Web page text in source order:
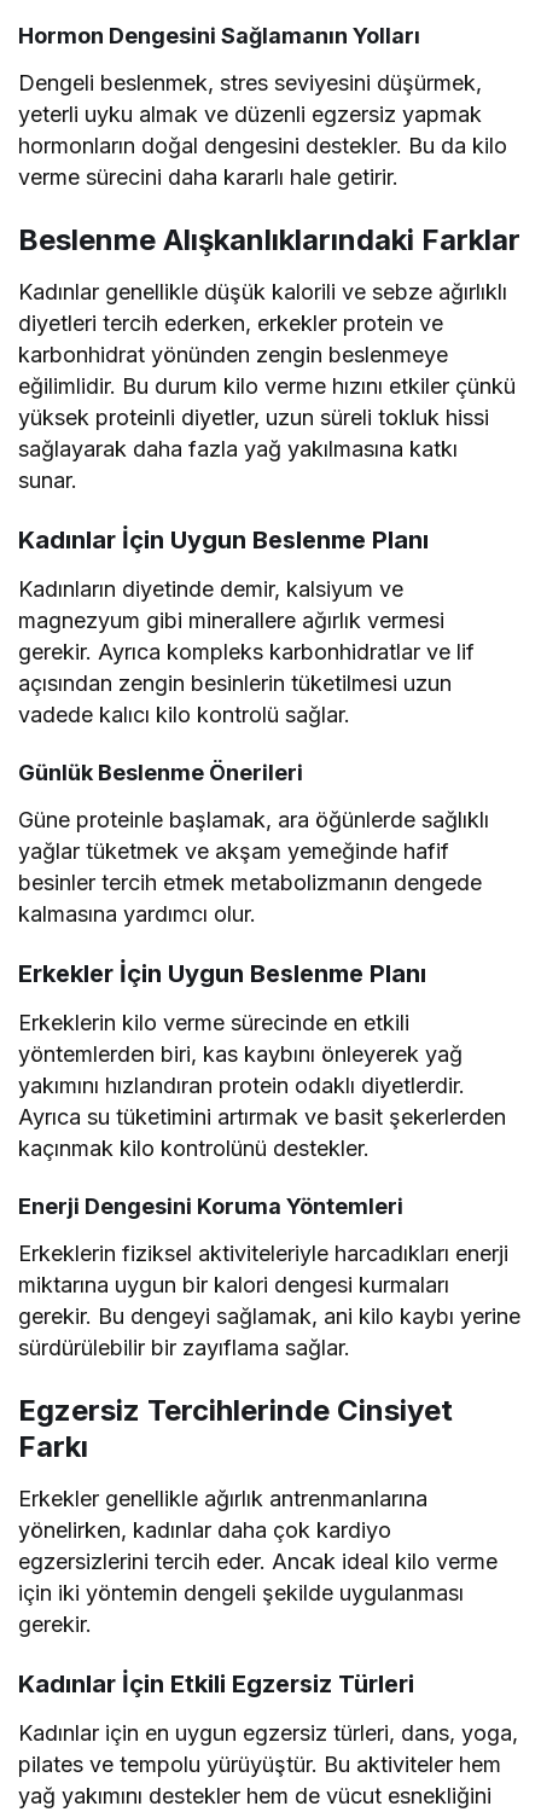
Hormon Dengesini Sağlamanın Yolları
Dengeli beslenmek, stres seviyesini düşürmek,
yeterli uyku almak ve düzenli egzersiz yapmak
hormonların doğal dengesini destekler. Bu da kilo
verme sürecini daha kararlı hale getirir.
Beslenme Alışkanlıklarındaki Farklar
Kadınlar genellikle düşük kalorili ve sebze ağırlıklı
diyetleri tercih ederken, erkekler protein ve
karbonhidrat yönünden zengin beslenmeye
eğilimlidir. Bu durum kilo verme hızını etkiler çünkü
yüksek proteinli diyetler, uzun süreli tokluk hissi
sağlayarak daha fazla yağ yakılmasına katkı
sunar.
Kadınlar İçin Uygun Beslenme Planı
Kadınların diyetinde demir, kalsiyum ve
magnezyum gibi minerallere ağırlık vermesi
gerekir. Ayrıca kompleks karbonhidratlar ve lif
açısından zengin besinlerin tüketilmesi uzun
vadede kalıcı kilo kontrolü sağlar.
Günlük Beslenme Önerileri
Güne proteinle başlamak, ara öğünlerde sağlıklı
yağlar tüketmek ve akşam yemeğinde hafif
besinler tercih etmek metabolizmanın dengede
kalmasına yardımcı olur.
Erkekler İçin Uygun Beslenme Planı
Erkeklerin kilo verme sürecinde en etkili
yöntemlerden biri, kas kaybını önleyerek yağ
yakımını hızlandıran protein odaklı diyetlerdir.
Ayrıca su tüketimini artırmak ve basit şekerlerden
kaçınmak kilo kontrolünü destekler.
Enerji Dengesini Koruma Yöntemleri
Erkeklerin fiziksel aktiviteleriyle harcadıkları enerji
miktarına uygun bir kalori dengesi kurmaları
gerekir. Bu dengeyi sağlamak, ani kilo kaybı yerine
sürdürülebilir bir zayıflama sağlar.
Egzersiz Tercihlerinde Cinsiyet
Farkı
Erkekler genellikle ağırlık antrenmanlarına
yönelirken, kadınlar daha çok kardiyo
egzersizlerini tercih eder. Ancak ideal kilo verme
için iki yöntemin dengeli şekilde uygulanması
gerekir.
Kadınlar İçin Etkili Egzersiz Türleri
Kadınlar için en uygun egzersiz türleri, dans, yoga,
pilates ve tempolu yürüyüştür. Bu aktiviteler hem
yağ yakımını destekler hem de vücut esnekliğini